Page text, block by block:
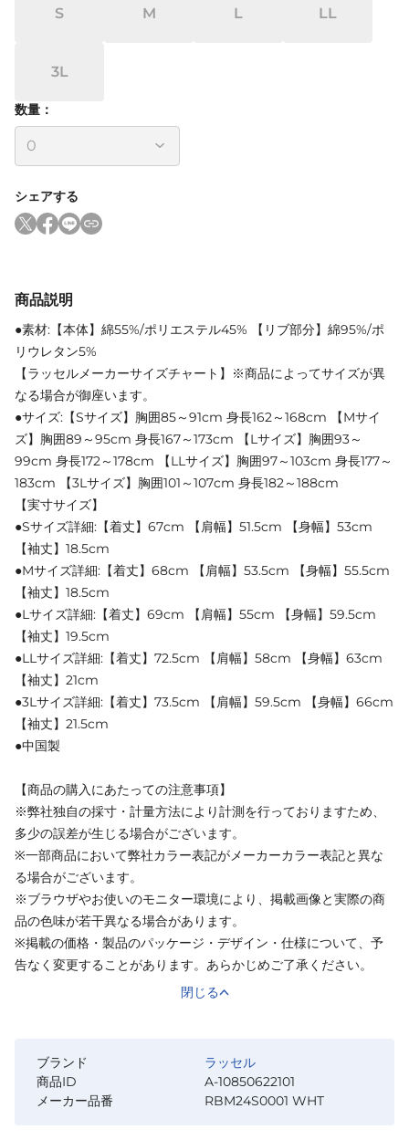
S M L LL
3L
数量：
シェアする
商品説明
●素材:【本体】綿55%/ポリエステル45% 【リブ部分】綿95%/ポ
リウレタン5%
【ラッセルメーカーサイズチャート】※商品によってサイズが異
なる場合が御座います。
●サイズ:【Sサイズ】胸囲85～91cm 身長162～168cm 【Mサイ
ズ】胸囲89～95cm 身長167～173cm 【Lサイズ】胸囲93～
99cm 身長172～178cm 【LLサイズ】胸囲97～103cm 身長177～
183cm 【3Lサイズ】胸囲101～107cm 身長182～188cm
【実寸サイズ】
●Sサイズ詳細:【着丈】67cm 【肩幅】51.5cm 【身幅】53cm
【袖丈】18.5cm
●Mサイズ詳細:【着丈】68cm 【肩幅】53.5cm 【身幅】55.5cm
【袖丈】18.5cm
●Lサイズ詳細:【着丈】69cm 【肩幅】55cm 【身幅】59.5cm
【袖丈】19.5cm
●LLサイズ詳細:【着丈】72.5cm 【肩幅】58cm 【身幅】63cm
【袖丈】21cm
●3Lサイズ詳細:【着丈】73.5cm 【肩幅】59.5cm 【身幅】66cm
【袖丈】21.5cm
●中国製
【商品の購入にあたっての注意事項】
※弊社独自の採寸・計量方法により計測を行っておりますため、
多少の誤差が生じる場合がございます。
※一部商品において弊社カラー表記がメーカーカラー表記と異な
る場合がございます。
※ブラウザやお使いのモニター環境により、掲載画像と実際の商
品の色味が若干異なる場合があります。
※掲載の価格・製品のパッケージ・デザイン・仕様について、予
告なく変更することがあります。あらかじめご了承ください。
閉じる
ブランド
ラッセル
商品ID
A-10850622101
メーカー品番
RBM24S0001 WHT